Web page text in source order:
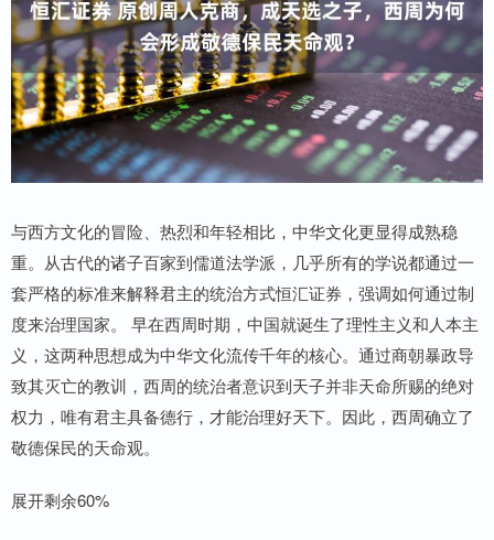
与西方文化的冒险、热烈和年轻相比，中华文化更显得成熟稳
重。从古代的诸子百家到儒道法学派，几乎所有的学说都通过一
套严格的标准来解释君主的统治方式恒汇证券，强调如何通过制
度来治理国家。 早在西周时期，中国就诞生了理性主义和人本主
义，这两种思想成为中华文化流传千年的核心。通过商朝暴政导
致其灭亡的教训，西周的统治者意识到天子并非天命所赐的绝对
权力，唯有君主具备德行，才能治理好天下。因此，西周确立了
敬德保民的天命观。
展开剩余60%